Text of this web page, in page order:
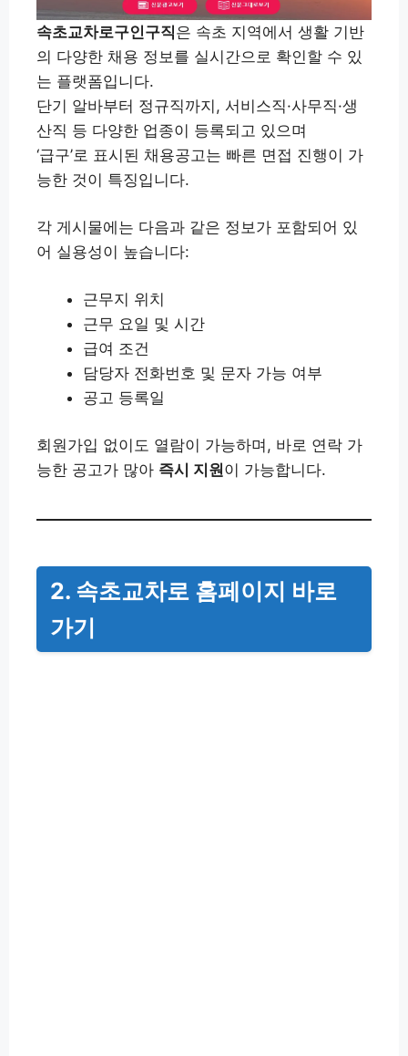
속초교차로구인구직은 속초 지역에서 생활 기반
의 다양한 채용 정보를 실시간으로 확인할 수 있
는 플랫폼입니다.
단기 알바부터 정규직까지, 서비스직·사무직·생
산직 등 다양한 업종이 등록되고 있으며
‘급구’로 표시된 채용공고는 빠른 면접 진행이 가
능한 것이 특징입니다.
각 게시물에는 다음과 같은 정보가 포함되어 있
어 실용성이 높습니다:
근무지 위치
근무 요일 및 시간
급여 조건
담당자 전화번호 및 문자 가능 여부
공고 등록일
회원가입 없이도 열람이 가능하며, 바로 연락 가
능한 공고가 많아 즉시 지원이 가능합니다.
2. 속초교차로 홈페이지 바로
가기